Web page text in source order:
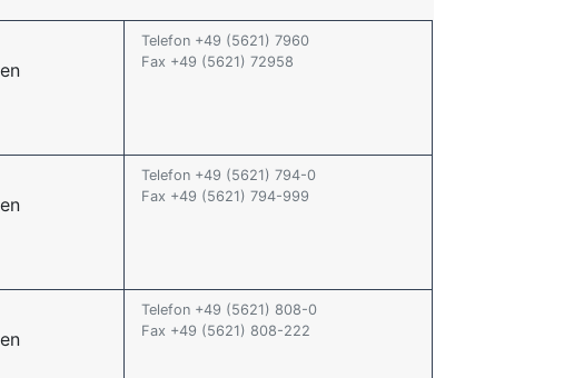
Telefon +49 (5621) 7960
Fax +49 (5621) 72958
Telefon +49 (5621) 794-0
Fax +49 (5621) 794-999
Telefon +49 (5621) 808-0
Fax +49 (5621) 808-222